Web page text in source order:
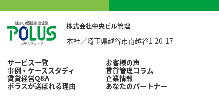
株式会社中央ビル管理
本社／埼玉県越谷市南越谷1-20-17
サービス一覧
事例・ケーススタディ
賃貸経営Q&A
ポラスが選ばれる理由
お客様の声
賃貸管理コラム
企業情報
あなたのパートナー